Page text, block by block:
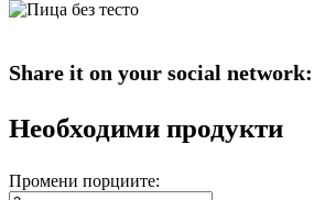
Share it on your social network:
Необходими продукти
Промени порциите: